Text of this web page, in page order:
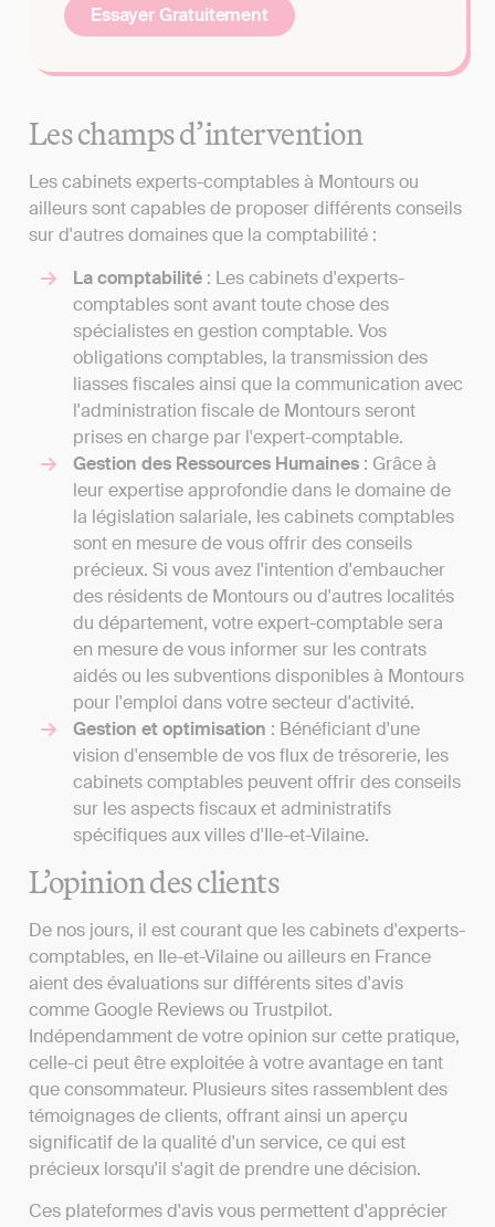
Essayer Gratuitement
Les champs d’intervention
Les cabinets experts-comptables à Montours ou
ailleurs sont capables de proposer différents conseils
sur d'autres domaines que la comptabilité :
La comptabilité : Les cabinets d'experts-
comptables sont avant toute chose des
spécialistes en gestion comptable. Vos
obligations comptables, la transmission des
liasses fiscales ainsi que la communication avec
l'administration fiscale de Montours seront
prises en charge par l'expert-comptable.
Gestion des Ressources Humaines : Grâce à
leur expertise approfondie dans le domaine de
la législation salariale, les cabinets comptables
sont en mesure de vous offrir des conseils
précieux. Si vous avez l'intention d'embaucher
des résidents de Montours ou d'autres localités
du département, votre expert-comptable sera
en mesure de vous informer sur les contrats
aidés ou les subventions disponibles à Montours
pour l'emploi dans votre secteur d'activité.
Gestion et optimisation : Bénéficiant d'une
vision d'ensemble de vos flux de trésorerie, les
cabinets comptables peuvent offrir des conseils
sur les aspects fiscaux et administratifs
spécifiques aux villes d'Ile-et-Vilaine.
L’opinion des clients
De nos jours, il est courant que les cabinets d'experts-
comptables, en Ile-et-Vilaine ou ailleurs en France
aient des évaluations sur différents sites d'avis
comme Google Reviews ou Trustpilot.
Indépendamment de votre opinion sur cette pratique,
celle-ci peut être exploitée à votre avantage en tant
que consommateur. Plusieurs sites rassemblent des
témoignages de clients, offrant ainsi un aperçu
significatif de la qualité d'un service, ce qui est
précieux lorsqu'il s'agit de prendre une décision.
Ces plateformes d'avis vous permettent d'apprécier